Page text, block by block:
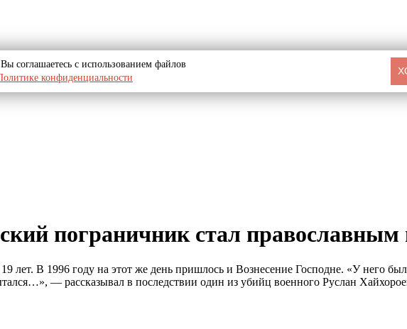
пограничник стал
лет. В 1996 году на этот же день пришлось и Вознесение Господне. «У него
— рассказывал в последствии один из убийц военного Руслан
соглашаетесь с использованием файлов
конфиденциальности